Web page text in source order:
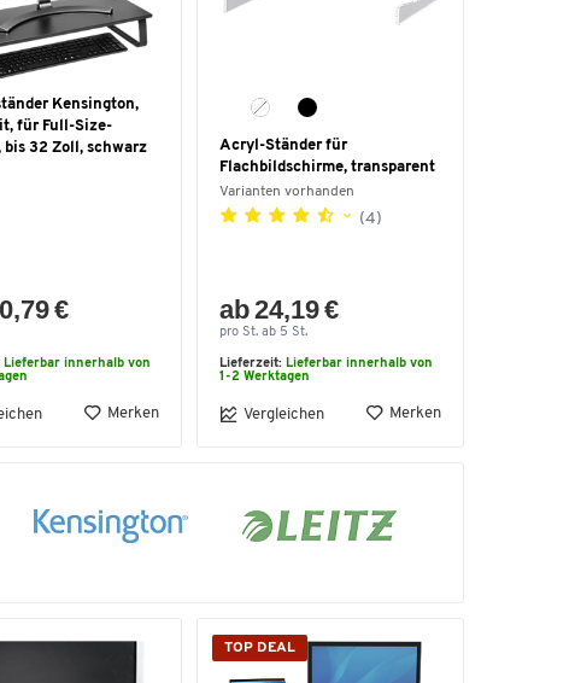
Kensington,
für Full-Size-
bis 32 Zoll, schwarz
€
Lieferbar innerhalb von
Merken
Acryl-Ständer für
Flachbildschirme, transparent
Varianten vorhanden
(4)
ab 24,19 €
pro St. ab 5 St.
Lieferzeit: Lieferbar innerhalb von
1-2 Werktagen
Vergleichen Merken
TOP DEAL